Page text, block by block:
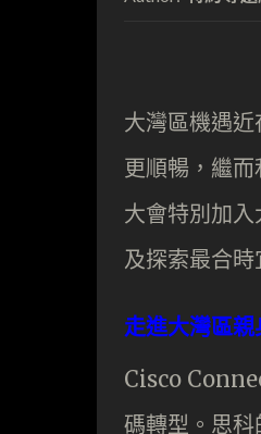
大灣區機遇
更順暢，繼
大會特別加
及探索最合
走進大灣區親
Cisco
碼轉型。思